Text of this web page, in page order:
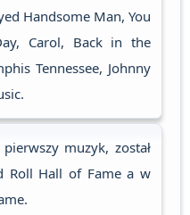
Handsome Man, You
Carol, Back in the
Tennessee, Johnny
muzyk, został
Roll Hall of Fame a w